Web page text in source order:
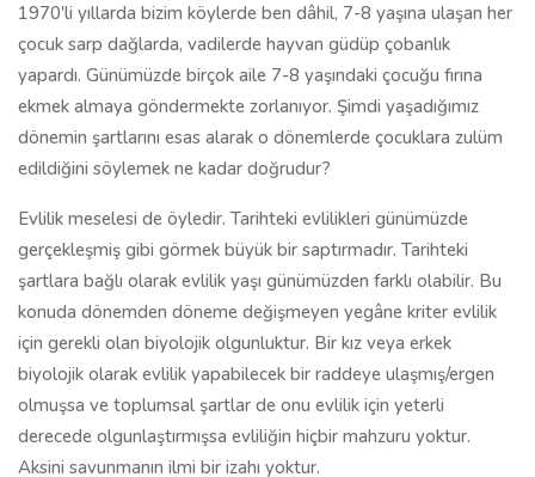
1970'li yıllarda bizim köylerde ben dâhil, 7-8 yaşına ulaşan her
çocuk sarp dağlarda, vadilerde hayvan güdüp çobanlık
yapardı. Günümüzde birçok aile 7-8 yaşındaki çocuğu fırına
ekmek almaya göndermekte zorlanıyor. Şimdi yaşadığımız
dönemin şartlarını esas alarak o dönemlerde çocuklara zulüm
edildiğini söylemek ne kadar doğrudur?
Evlilik meselesi de öyledir. Tarihteki evlilikleri günümüzde
gerçekleşmiş gibi görmek büyük bir saptırmadır. Tarihteki
şartlara bağlı olarak evlilik yaşı günümüzden farklı olabilir. Bu
konuda dönemden döneme değişmeyen yegâne kriter evlilik
için gerekli olan biyolojik olgunluktur. Bir kız veya erkek
biyolojik olarak evlilik yapabilecek bir raddeye ulaşmış/ergen
olmuşsa ve toplumsal şartlar de onu evlilik için yeterli
derecede olgunlaştırmışsa evliliğin hiçbir mahzuru yoktur.
Aksini savunmanın ilmi bir izahı yoktur.